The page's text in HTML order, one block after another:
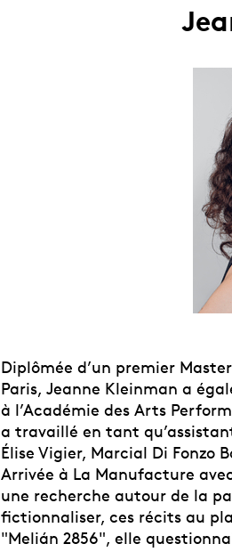
Diplômée d’un premier
Paris, Jeanne Kleinman a
à l’Académie des Arts
a travaillé en tant
Élise Vigier, Marcial Di Fonzo
Arrivée à La Manufacture
une recherche autour de la
fictionnaliser, ces récits au
"Melián 2856", elle